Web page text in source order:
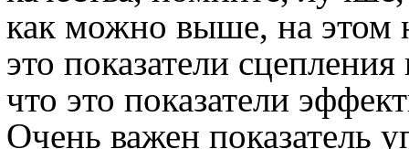
как можно выше, на этом
это показатели
что это показатели
Очень важен показатель